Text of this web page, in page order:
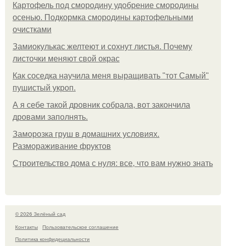
Картофель под смородину удобрение смородины
осенью. Подкормка смородины картофельными
очистками
Замиокулькас желтеют и сохнут листья. Почему
листочки меняют свой окрас
Как соседка научила меня выращивать "тот Самый"
пушистый укроп.
А я себе такой дровник собрала, вот закончила
дровами заполнять.
Заморозка груш в домашних условиях.
Размораживание фруктов
Строительство дома с нуля: все, что вам нужно знать
© 2026 Зелёный сад
Контакты
Пользовательское соглашение
Политика конфидециальности